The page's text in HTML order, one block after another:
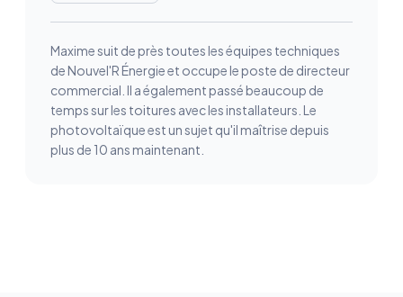
Maxime suit de près toutes les équipes techniques
de Nouvel'R Énergie et occupe le poste de directeur
commercial. Il a également passé beaucoup de
temps sur les toitures avec les installateurs. Le
photovoltaïque est un sujet qu'il maîtrise depuis
plus de 10 ans maintenant.